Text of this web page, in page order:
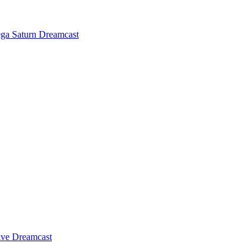
Saturn Dreamcast
Dreamcast